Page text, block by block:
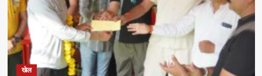
खेल